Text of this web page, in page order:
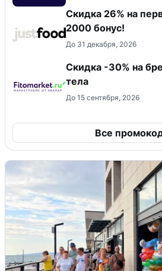
Скидка 26% на
2000 бонус!
До 31 декабря, 2026
Скидка -30% на
тела
До 15 сентября, 2026
Все